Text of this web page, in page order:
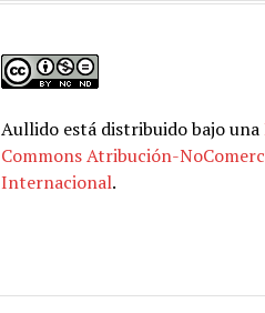
Aullidoestá distribuido bajo una
Commons Atribución-
Internacional.